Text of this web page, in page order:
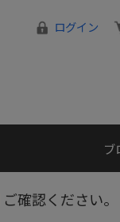
ログイン
ブ
ご確認ください。